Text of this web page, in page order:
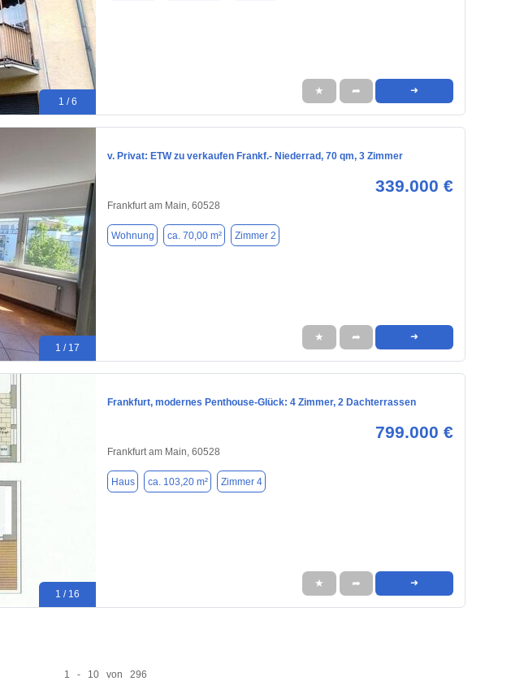
1 / 6
★ ➦ ➜
1 / 17
v. Privat: ETW zu verkaufen Frankf.- Niederrad, 70 qm, 3 Zimmer
339.000 €
Frankfurt am Main, 60528
Wohnung ca. 70,00 m² Zimmer 2
★ ➦ ➜
1 / 16
Frankfurt, modernes Penthouse-Glück: 4 Zimmer, 2 Dachterrassen
799.000 €
Frankfurt am Main, 60528
Haus ca. 103,20 m² Zimmer 4
★ ➦ ➜
1 - 10 von 296